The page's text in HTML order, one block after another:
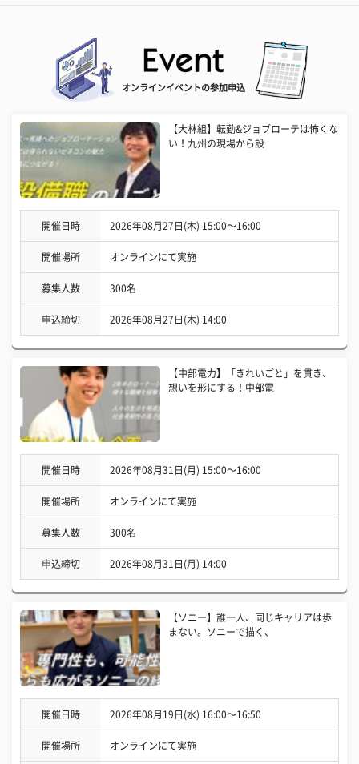
オンラインイベントの参加申込
【大林組】転勤&ジョブローテは怖くな
い！九州の現場から設
開催日時 2026年08月27日(木) 15:00〜16:00
開催場所 オンラインにて実施
募集人数 300名
申込締切 2026年08月27日(木) 14:00
【中部電力】「きれいごと」を貫き、
想いを形にする！中部電
開催日時 2026年08月31日(月) 15:00〜16:00
開催場所 オンラインにて実施
募集人数 300名
申込締切 2026年08月31日(月) 14:00
【ソニー】誰一人、同じキャリアは歩
まない。ソニーで描く、
開催日時 2026年08月19日(水) 16:00〜16:50
開催場所 オンラインにて実施